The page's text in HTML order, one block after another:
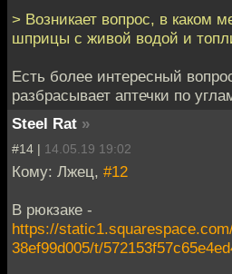
> Возникает вопрос, в каком
шприцы с живой водой и
Есть более интересный
разбрасывает аптечки по
Steel Rat »
#14 | 14.05.19 19:02
Кому: Лжец, #12
В рюкзаке -
https://
38ef99d005/t/